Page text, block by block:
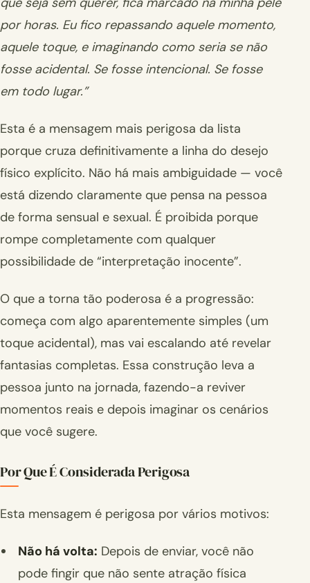
por horas. Eu fico repassando aquele momento,
aquele toque, e imaginando como seria se não
fosse acidental. Se fosse intencional. Se fosse
em todo lugar.”
Esta é a mensagem mais perigosa da lista
porque cruza definitivamente a linha do desejo
físico explícito. Não há mais ambiguidade — você
está dizendo claramente que pensa na pessoa
de forma sensual e sexual. É proibida porque
rompe completamente com qualquer
possibilidade de “interpretação inocente”.
O que a torna tão poderosa é a progressão:
começa com algo aparentemente simples (um
toque acidental), mas vai escalando até revelar
fantasias completas. Essa construção leva a
pessoa junto na jornada, fazendo-a reviver
momentos reais e depois imaginar os cenários
que você sugere.
Por Que É Considerada Perigosa
Esta mensagem é perigosa por vários motivos:
Não há volta: Depois de enviar, você não
pode fingir que não sente atração física